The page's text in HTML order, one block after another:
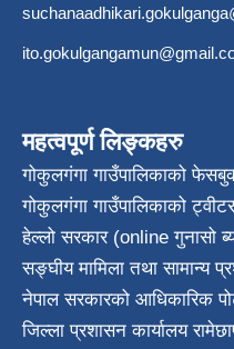
महत्वपूर्ण लिङ्कहरु
गोकुलगंगा गाउँपालिकाको
गोकुलगंगा गाउँपालिकाको
हेल्लो सरकार (online गुनासो
सङ्घीय मामिला तथा सामान्य
नेपाल सरकारको आधिकारिक
जिल्ला प्रशासन कार्यालय